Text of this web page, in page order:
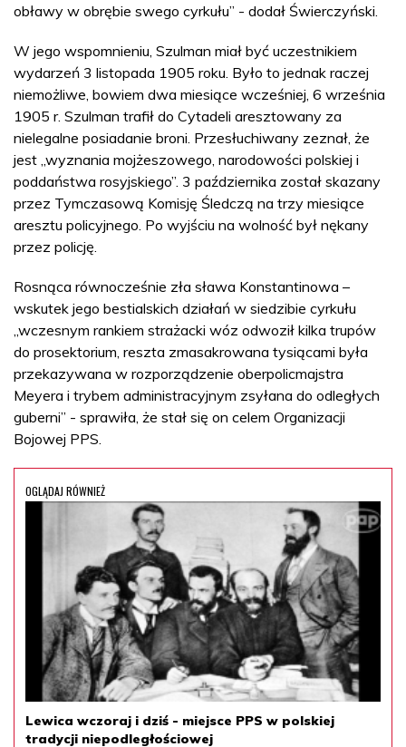
obławy w obrębie swego cyrkułu” - dodał Świerczyński.
W jego wspomnieniu, Szulman miał być uczestnikiem
wydarzeń 3 listopada 1905 roku. Było to jednak raczej
niemożliwe, bowiem dwa miesiące wcześniej, 6 września
1905 r. Szulman trafił do Cytadeli aresztowany za
nielegalne posiadanie broni. Przesłuchiwany zeznał, że
jest „wyznania mojżeszowego, narodowości polskiej i
poddaństwa rosyjskiego”. 3 października został skazany
przez Tymczasową Komisję Śledczą na trzy miesiące
aresztu policyjnego. Po wyjściu na wolność był nękany
przez policję.
Rosnąca równocześnie zła sława Konstantinowa –
wskutek jego bestialskich działań w siedzibie cyrkułu
„wczesnym rankiem strażacki wóz odwoził kilka trupów
do prosektorium, reszta zmasakrowana tysiącami była
przekazywana w rozporządzenie oberpolicmajstra
Meyera i trybem administracyjnym zsyłana do odległych
guberni” - sprawiła, że stał się on celem Organizacji
Bojowej PPS.
OGLĄDAJ RÓWNIEŻ
Lewica wczoraj i dziś - miejsce PPS w polskiej
tradycji niepodległościowej